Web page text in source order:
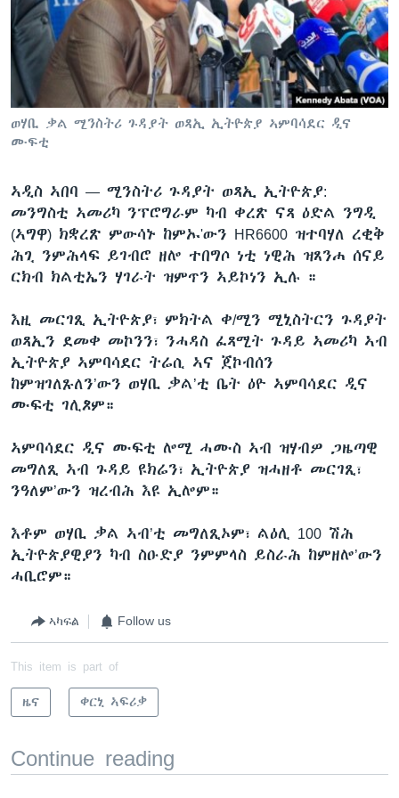
ቂሔ ጽልሚ
ቋንቋታት
ወሃቢ ቃል ሚንስትሪ ጉዳያት ወጻኢ ኢትዮጵያ ኣምባሳደር ዲና
ሙፍቲ
ኣዲስ ኣበባ — ሚንስትሪ ጉዳያት ወጻኢ ኢትዮጵያ:
መንግስቲ ኣመሪካ ንፕሮግራም ካብ ቀረጽ ናጻ ዕድል ንግዲ
(ኣግዋ) ክቋረጽ ምውሳኑ ከምኡ'ውን HR6600 ዝተባሃለ ረቂቅ
ሕጊ ንምሕላፍ ይገብሮ ዘሎ ተበግሶ ነቲ ነዊሕ ዝጸንሐ ሰናይ
ርክብ ክልቲኤን ሃገራት ዝምጥን ኣይኮነን ኢሉ ።
እዚ መርገጺ ኢትዮጵያ፣ ምክትል ቀ/ሚን ሚኒስትርን ጉዳያት
ወጻኢን ደመቀ መኮንን፣ ንሓዳስ ፈጻሚት ጉዳይ ኣመሪካ ኣብ
ኢትዮጵያ ኣምባሳደር ትሬሲ ኣና ጀኮብሰን
ከምዝገለጹለን’ውን ወሃቢ ቃል’ቲ ቤት ዕዮ ኣምባሳደር ዲና
ሙፍቲ ገሊጾም።
ኣምባሳደር ዲና ሙፍቲ ሎሚ ሓሙስ ኣብ ዝሃብዎ ጋዜጣዊ
መግለጺ ኣብ ጉዳይ ዩክሬን፣ ኢትዮጵያ ዝሓዘቶ መርገጺ፣
ንዓለም’ውን ዝረብሕ እዩ ኢሎም።
እቶም ወሃቢ ቃል ኣብ’ቲ መግለጺኦም፣ ልዕሊ 100 ሽሕ
ኢትዮጵያዊያን ካብ ስዑድያ ንምምላስ ይስራሕ ከምዘሎ’ውን
ሓቢሮም።
ኣካፍል Follow us
This item is part of
ዜና ቀርኒ ኣፍሪቃ
Continue reading